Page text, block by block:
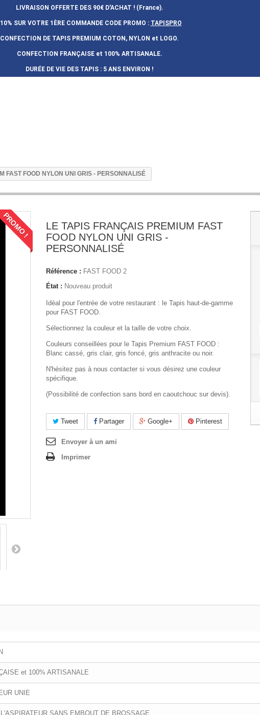
LIVRAISON OFFERTE DES 90€ D'ACHAT ! (France).
SUR VOTRE 1ÈRE COMMANDECODE PROMO : TAPISPRO
CONFECTION DE TAPIS PREMIUM COTON, NYLON et LOGO.
CONFECTION FRAN ÇAISE et 100% ARTISANALE.
DURÉE DE VIE DES TAPIS : 5 ANS ENVIRON !
FAST FOOD NYLON UNI GRIS - PERSONNALISÉ
PROMO !
LE TAPIS FRANÇAIS PREMIUM FAST
FOOD NYLON UNI GRIS -
PERSONNALISÉ
Référence : FAST FOOD 2
État : Nouveau produit
Idéal pour l'entrée de votre restaurant : le Tapis haut-de-gamme
pour FAST FOOD.
Sélectionnez la couleur et la taille de votre choix.
Couleurs conseillées pour le Tapis Premium FAST FOOD :
Blanc cassé, gris clair, gris foncé, gris anthracite ou noir.
N'hésitez pas à nous contacter si vous désirez une couleur
spécifique.
(Possibilité de confection sans bord en caoutchouc sur devis).
Tweet Partager Google+ Pinterest
Envoyer à un ami
Imprimer
et 100% ARTISANALE
UNIE
SANS EMBOUT DE BROSSAGE